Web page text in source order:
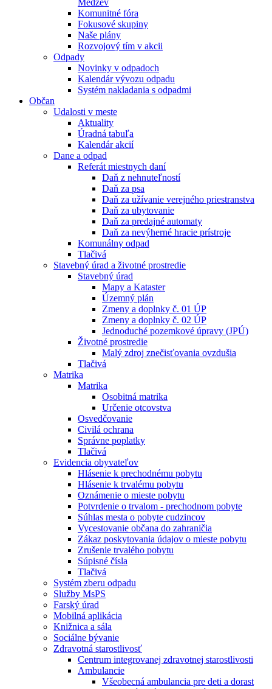
Medzev
Komunitné fóra
Fokusové skupiny
Naše plány
Rozvojový tím v akcii
Odpady
Novinky v odpadoch
Kalendár vývozu odpadu
Systém nakladania s odpadmi
Občan
Udalosti v meste
Aktuality
Úradná tabuľa
Kalendár akcií
Dane a odpad
Referát miestnych daní
Daň z nehnuteľností
Daň za psa
Daň za užívanie verejného priestranstva
Daň za ubytovanie
Daň za predajné automaty
Daň za nevýherné hracie prístroje
Komunálny odpad
Tlačivá
Stavebný úrad a životné prostredie
Stavebný úrad
Mapy a Kataster
Územný plán
Zmeny a doplnky č. 01 ÚP
Zmeny a doplnky č. 02 ÚP
Jednoduché pozemkové úpravy (JPÚ)
Životné prostredie
Malý zdroj znečisťovania ovzdušia
Tlačivá
Matrika
Matrika
Osobitná matrika
Určenie otcovstva
Osvedčovanie
Civilá ochrana
Správne poplatky
Tlačivá
Evidencia obyvateľov
Hlásenie k prechodnému pobytu
Hlásenie k trvalému pobytu
Oznámenie o mieste pobytu
Potvrdenie o trvalom - prechodnom pobyte
Súhlas mesta o pobyte cudzincov
Vycestovanie občana do zahraničia
Zákaz poskytovania údajov o mieste pobytu
Zrušenie trvalého pobytu
Súpisné čísla
Tlačivá
Systém zberu odpadu
Služby MsPS
Farský úrad
Mobilná aplikácia
Knižnica a sála
Sociálne bývanie
Zdravotná starostlivosť
Centrum integrovanej zdravotnej starostlivosti
Ambulancie
Všeobecná ambulancia pre deti a dorast